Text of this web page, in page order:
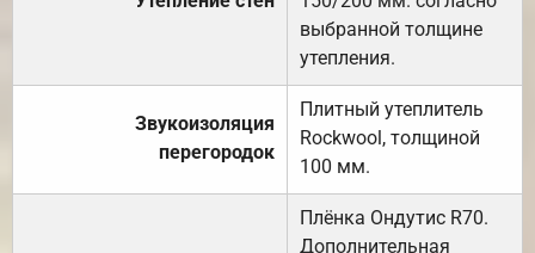
выбранной толщине
утепления.
Звукоизоляция
перегородок
Плитный утеплитель
Rockwool, толщиной
100 мм.
Плёнка Ондутис R70.
Дополнительная